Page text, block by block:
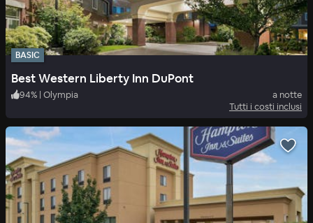
BASIC
Best Western Liberty Inn DuPont
94% | Olympia
a notte
Tutti i costi inclusi